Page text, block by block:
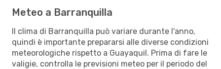
Meteo a Barranquilla
Il clima di Barranquilla può variare durante l'anno,
quindi è importante prepararsi alle diverse condizioni
meteorologiche rispetto a Guayaquil. Prima di fare le
valigie, controlla le previsioni meteo per il periodo del